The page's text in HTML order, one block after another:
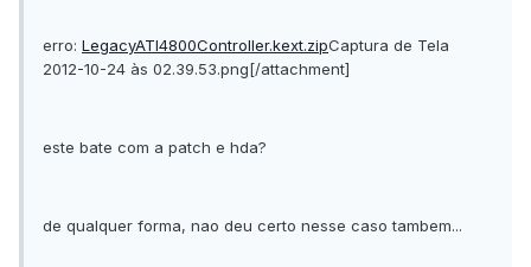
erro: LegacyATI4800Controller.kext.zipCaptura de Tela
2012-10-24 às 02.39.53.png[/attachment]
este bate com a patch e hda?
de qualquer forma, nao deu certo nesse caso tambem...